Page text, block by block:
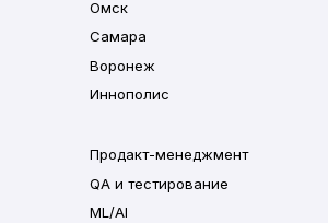
Омск
Самара
Воронеж
Иннополис
Продакт-менеджмент
QA и тестирование
ML/AI